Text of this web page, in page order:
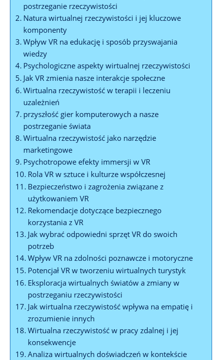
postrzeganie⁤ rzeczywistości
Natura wirtualnej rzeczywistości‍ i jej kluczowe
komponenty
Wpływ⁤ VR na edukację i ​sposób przyswajania
⁤wiedzy
Psychologiczne​ aspekty ‍wirtualnej rzeczywistości
Jak VR zmienia nasze interakcje społeczne
Wirtualna rzeczywistość ‍w terapii i leczeniu
uzależnień
przyszłość‍ gier komputerowych ​a nasze
postrzeganie świata
Wirtualna rzeczywistość jako ⁢narzędzie
marketingowe
Psychotropowe efekty immersji ‍w VR
Rola VR w sztuce i kulturze współczesnej
Bezpieczeństwo i zagrożenia‍ związane z
użytkowaniem VR
Rekomendacje dotyczące bezpiecznego
korzystania z VR
Jak‍ wybrać ​odpowiedni sprzęt VR do swoich‌
potrzeb
Wpływ VR na zdolności⁢ poznawcze‌ i motoryczne
Potencjał VR w tworzeniu wirtualnych ‌turystyk
Eksploracja wirtualnych światów a zmiany ​w
postrzeganiu rzeczywistości
Jak wirtualna ​rzeczywistość wpływa na empatię i
zrozumienie ⁤innych
Wirtualna rzeczywistość w⁣ pracy⁣ zdalnej i ⁢jej
konsekwencje
Analiza wirtualnych ⁤doświadczeń‌ w kontekście